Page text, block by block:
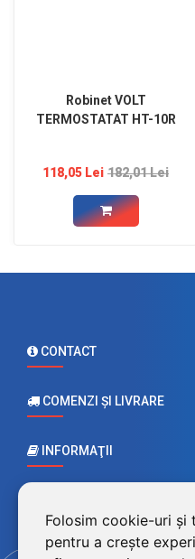
Folosim cookie-uri și
pentru a crește
Robinet VOLT
TERMOSTATAT HT-10R
118,05 Lei 182,01 Lei
CONTACT
COMENZI ŞI LIVRARE
INFORMAŢII